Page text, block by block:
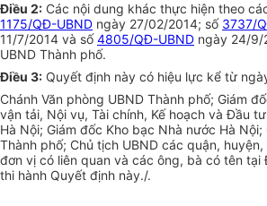
Điều 2: Các nội dung khác thực hiện theo
1175/QĐ-UBND ngày 27/02/2014; số 3737/
11/7/2014 và số 4805/QĐ-UBND ngày 24/9/
UBND Thành phố.
Điều 3: Quyết định này có hiệu lực kể từ
Chánh Văn phòng UBND Thành phố; Giám
vận tải, Nội vụ, Tài chính, Kế hoạch và Đầu
Hà Nội; Giám đốc Kho bạc Nhà nước Hà Nội;
Thành phố; Chủ tịch UBND các quận,
đơn vị có liên quan và các ông, bà có tên tại
thi hành Quyết định này./.